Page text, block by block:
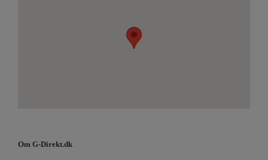
Om G-Direkt.dk